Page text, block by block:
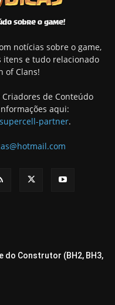
notícias sobre o game,
itens e tudo relacionado
of Clans!
de Conteúdo
aqui:
partner.
do Construtor (BH2, BH3,